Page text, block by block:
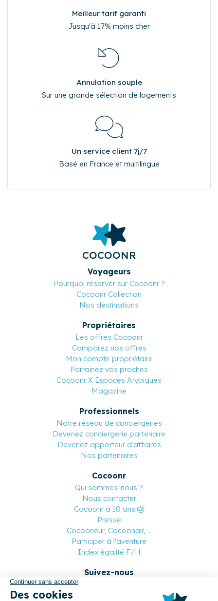
Meilleur tarif garanti
Jusqu'à 17% moins cher
Annulation souple
Sur une grande sélection de logements
Un service client 7j/7
Basé en France et multilingue
COCOONR
Voyageurs
Pourquoi réserver sur Cocoonr ?
Cocoonr Collection
Nos destinations
Propriétaires
Les offres Cocoonr
Comparez nos offres
Mon compte propriétaire
Parrainez vos proches
Cocoonr X Espaces Atypiques
Magazine
Professionnels
Notre réseau de conciergeries
Devenez conciergerie partenaire
Devenez apporteur d’affaires
Nos partenaires
Cocoonr
Qui sommes-nous ?
Nous contacter
Cocoonr a 10 ans 🎂
Presse
Cocooneur, Cocoonair, ...
Participer à l'aventure
Index égalité F/H
Suivez-nous